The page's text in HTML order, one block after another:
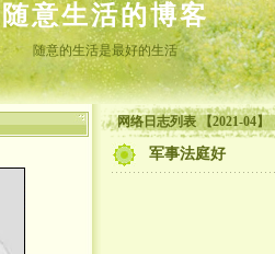
随意生活的博客
随意的生活是最好的生活
网络日志列表 【2021-04】
军事法庭好